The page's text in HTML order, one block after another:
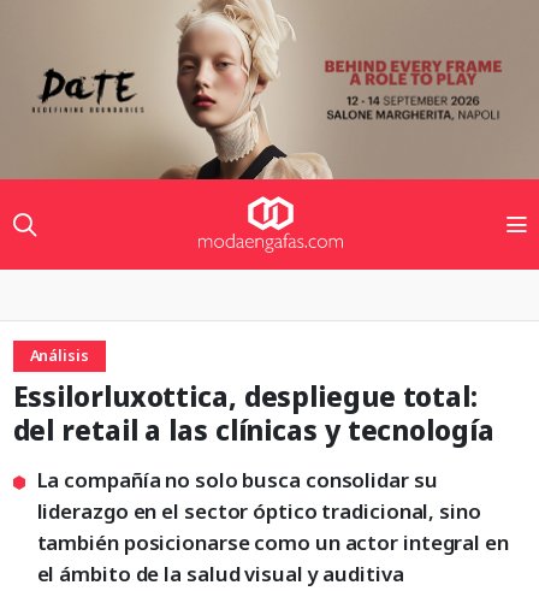
Análisis
Essilorluxottica, despliegue total:
del retail a las clínicas y tecnología
La compañía no solo busca consolidar su
liderazgo en el sector óptico tradicional, sino
también posicionarse como un actor integral en
el ámbito de la salud visual y auditiva